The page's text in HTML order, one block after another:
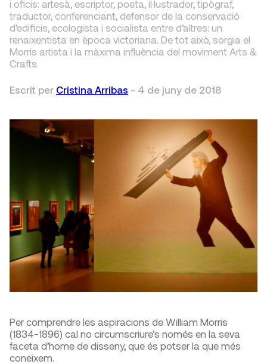
i oficis: artesà, escriptor, poeta, il·lustrador, tipògraf,
traductor, conferenciant, defensor de la conservació
d’edificis, ecologista i socialista entre d’altres: un
renaixentista en època victoriana. De tot això, sorgia el
Morris artista i la màxima influència del moviment Arts &
Crafts.
Escrit per Cristina Arribas - 4 de juny de 2018
Per comprendre les aspiracions de William Morris
(1834-1896) cal no circumscriure’s només en la seva
faceta d’home de disseny, que és potser la que més
coneixem.